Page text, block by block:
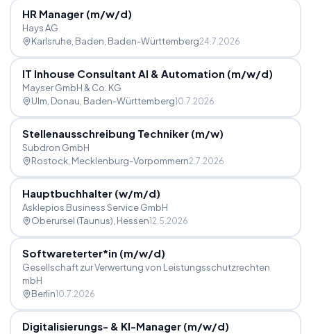
HR Manager (m/w/d)
Hays AG
Karlsruhe, Baden , Baden-Württemberg24.7.2026
IT Inhouse Consultant AI & Automation (m/w/d)
Mayser GmbH & Co. KG
Ulm, Donau , Baden-Württemberg10.7.2026
Stellenausschreibung Techniker (m/w)
Subdron GmbH
Rostock, Mecklenburg-Vorpommern2.7.2026
Hauptbuchhalter (w/m/d)
Asklepios Business Service GmbH
Oberursel (Taunus) , Hessen12.5.2026
Softwareterter*in (m/w/d)
Gesellschaft zur Verwertung von Leistungsschutzrechten
mbH
Berlin10.7.2026
Digitalisierungs- & KI-Manager (m/w/d)